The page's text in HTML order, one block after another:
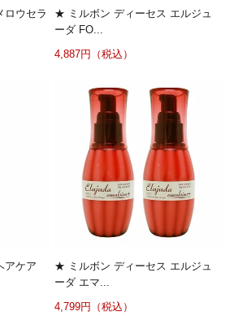
ロウセラ
★ ミルボン ディーセス エルジュ
ーダ FO...
4,887円（税込）
アケア
★ ミルボン ディーセス エルジュ
ーダ エマ...
4,799円（税込）